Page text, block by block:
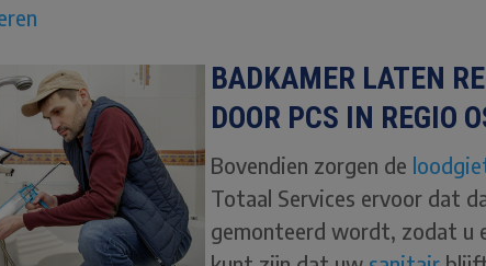
BADKAMER LATEN
DOOR PCS IN REGIO
Bovendien zorgen de
Totaal Services ervoor dat
gemonteerd wordt, zodat u